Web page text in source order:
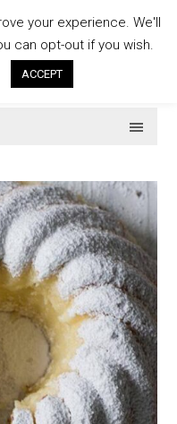
your experience. We'll
can opt-out if you wish.
ACCEPT